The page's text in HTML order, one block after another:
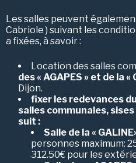
Les salles peuvent
Cabriole ) suivant les
a fixées, à savoir :
Location des salles
des « AGAPES » et de la «
Dijon.
fixer les redevances
salles communales,
suit :
Salle de la «
personnes maximum:
312.50€ pour les